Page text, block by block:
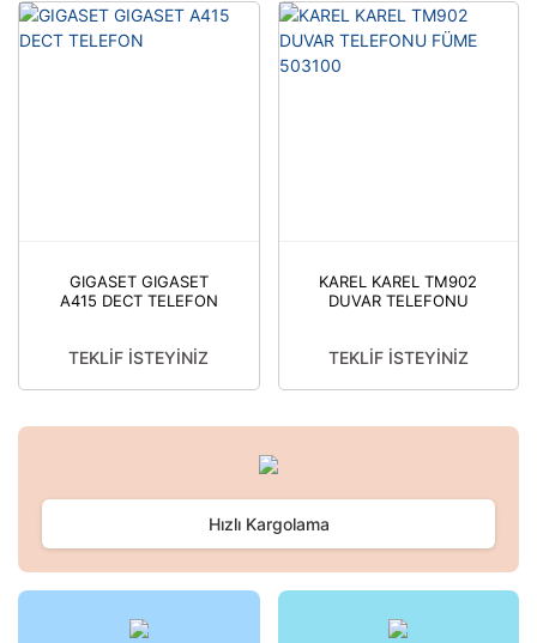
GIGASET GIGASET
A415 DECT TELEFON
TEKLİF İSTEYİNİZ
KAREL KAREL TM902
DUVAR TELEFONU
TEKLİF İSTEYİNİZ
Hızlı Kargolama